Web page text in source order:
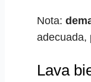
Nota:
adecuada,
Lava